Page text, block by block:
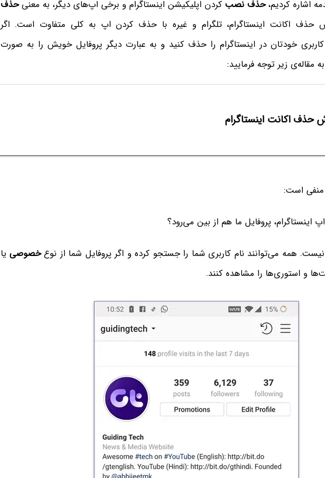
اشاره کردیم،حذف نصبکردن اپلیکیشن اینستاگرام و برخی اپ‌های دیگر، به معنیحذف
اکانت اینستاگرام، تلگرام و غیره با حذف کردن اپ به کلی متفاوت است. اگر
خودتان در اینستاگرام را حذف کنید و به عبارت دیگر پروفایل خویش را به صورت
مقاله‌ی زیر توجه فرمایید:
حذف اکانت اینستاگرام
منفی است:
اینستاگرام، پروفایل ما هم از بین می‌رود؟
همه می‌توانند نام کاربری شما را جستجو کرده و اگر پروفایل شما از نوعخصوصی یا
و استوری‌ها را مشاهده کنند.